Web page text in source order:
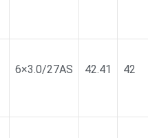
6×3.0/27AS 42.41 42